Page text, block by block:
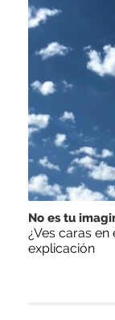
No es tu
¿Ves caras
explicación